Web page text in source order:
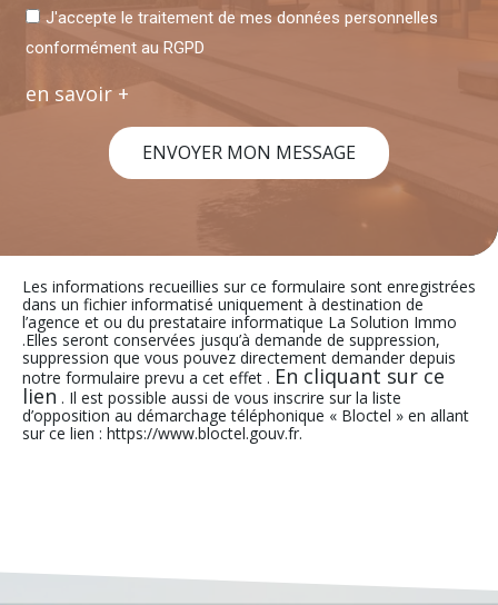
J'accepte le traitement de mes données personnelles
conformément au RGPD
en savoir +
ENVOYER MON MESSAGE
Les informations recueillies sur ce formulaire sont enregistrées
dans un fichier informatisé uniquement à destination de
l’agence et ou du prestataire informatique La Solution Immo
.Elles seront conservées jusqu’à demande de suppression,
suppression que vous pouvez directement demander depuis
notre formulaire prevu a cet effet . En cliquant sur ce
lien . Il est possible aussi de vous inscrire sur la liste
d’opposition au démarchage téléphonique « Bloctel » en allant
sur ce lien : https://www.bloctel.gouv.fr.